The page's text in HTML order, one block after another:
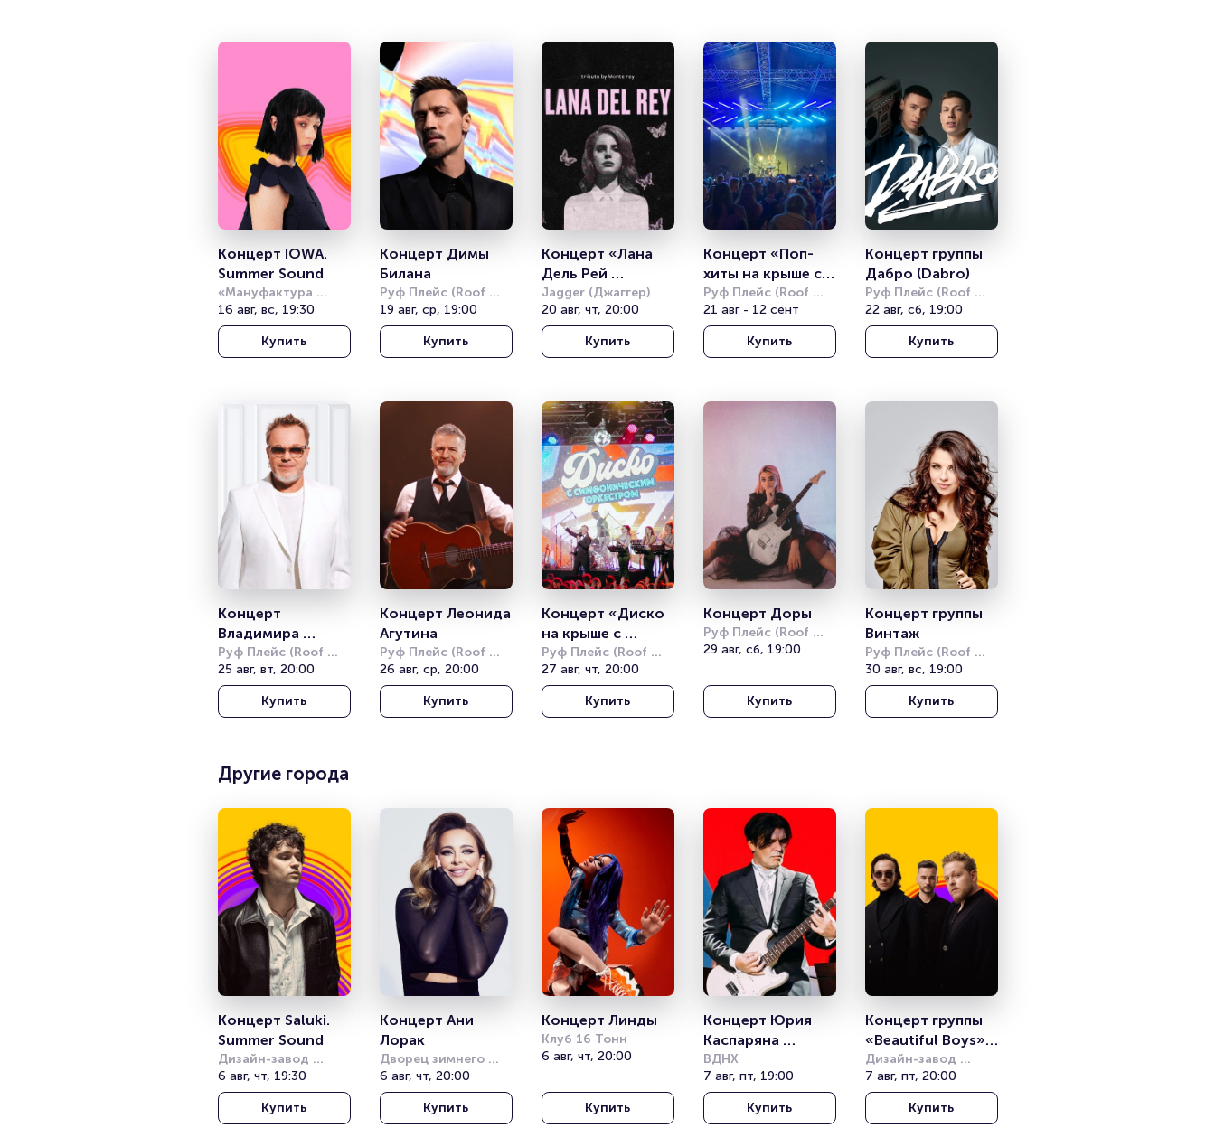
Концерт IOWA.
Summer Sound
«Мануфактура
10/12»
16 авг, вс, 19:30
Купить
Концерт Димы
Билана
Руф Плейс (Roof
Place)
19 авг, ср, 19:00
Купить
Концерт «Лана
Дель Рей
трибьют» (Lana
Del Rey tribute)
Jagger (Джаггер)
20 авг, чт, 20:00
Купить
Концерт «Поп-
хиты на крыше с
симфоническим
оркестром»
Руф Плейс (Roof
Place)
21 авг - 12 сент
Купить
Концерт группы
Дабро (Dabro)
Руф Плейс (Roof
Place)
22 авг, сб, 19:00
Купить
Концерт
Владимира
Преснякова
Руф Плейс (Roof
Place)
25 авг, вт, 20:00
Купить
Концерт Леонида
Агутина
Руф Плейс (Roof
Place)
26 авг, ср, 20:00
Купить
Концерт «Диско
на крыше с
симфоническим
оркестром»
Руф Плейс (Roof
Place)
27 авг, чт, 20:00
Купить
Концерт Доры
Руф Плейс (Roof
Place)
29 авг, сб, 19:00
Купить
Концерт группы
Винтаж
Руф Плейс (Roof
Place)
30 авг, вс, 19:00
Купить
Другие города
Концерт Saluki.
Summer Sound
Дизайн-завод
(бывш. Урбан)
6 авг, чт, 19:30
Купить
Концерт Ани
Лорак
Дворец зимнего
спорта Айсберг
(Сочи)
6 авг, чт, 20:00
Купить
Концерт Линды
Клуб 16 Тонн
6 авг, чт, 20:00
Купить
Концерт Юрия
Каспаряна
«Симфоническое
Кино»
ВДНХ
7 авг, пт, 19:00
Купить
Концерт группы
«Beautiful Boys».
Summer Sound
Дизайн-завод
(бывш. Урбан)
7 авг, пт, 20:00
Купить